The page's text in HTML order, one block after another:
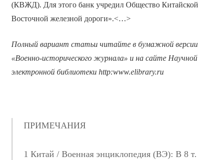
(КВЖД). Для этого банк учредил Общество Китайской
Восточной железной дороги».<…>
Полный вариант статьи читайте в бумажной версии
«Военно-исторического журнала» и на сайте Научной
электронной библиотеки http:www.elibrary.ru
ПРИМЕЧАНИЯ
1 Китай / Военная энциклопедия (ВЭ): В 8 т.